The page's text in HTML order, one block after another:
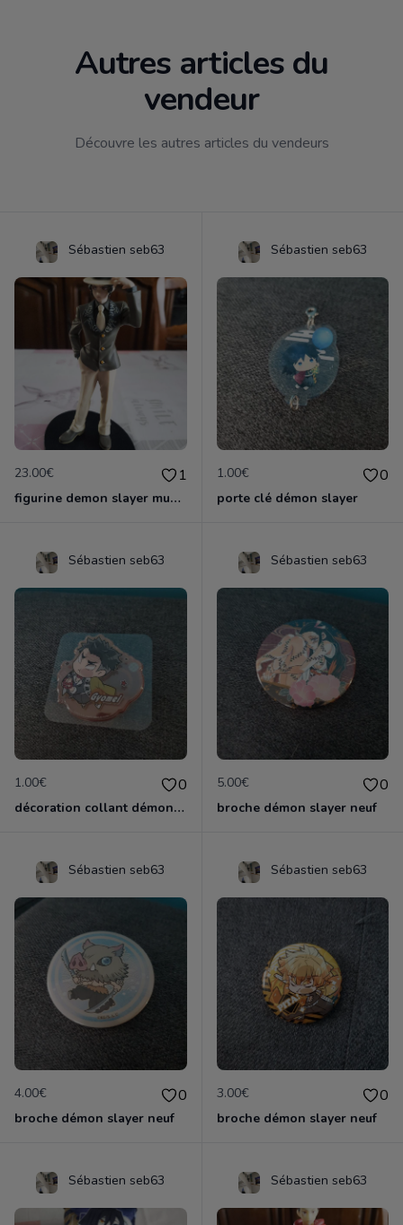
Autres articles du
vendeur
Découvre les autres articles du vendeurs
Sébastien seb63
23.00€ 1
figurine demon slayer muzan
Sébastien seb63
1.00€ 0
porte clé démon slayer
Sébastien seb63
1.00€ 0
décoration collant démon slayer neuf
Sébastien seb63
5.00€ 0
broche démon slayer neuf
Sébastien seb63
4.00€ 0
broche démon slayer neuf
Sébastien seb63
3.00€ 0
broche démon slayer neuf
Sébastien seb63 Sébastien seb63